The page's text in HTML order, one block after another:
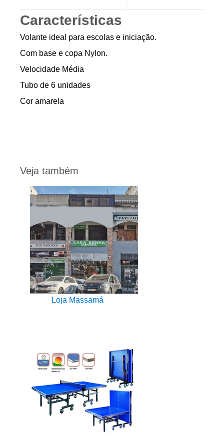
Características
Volante ideal para escolas e iniciação.
Com base e copa Nylon.
Velocidade Média
Tubo de 6 unidades
Cor amarela
Veja também
Loja Massamá